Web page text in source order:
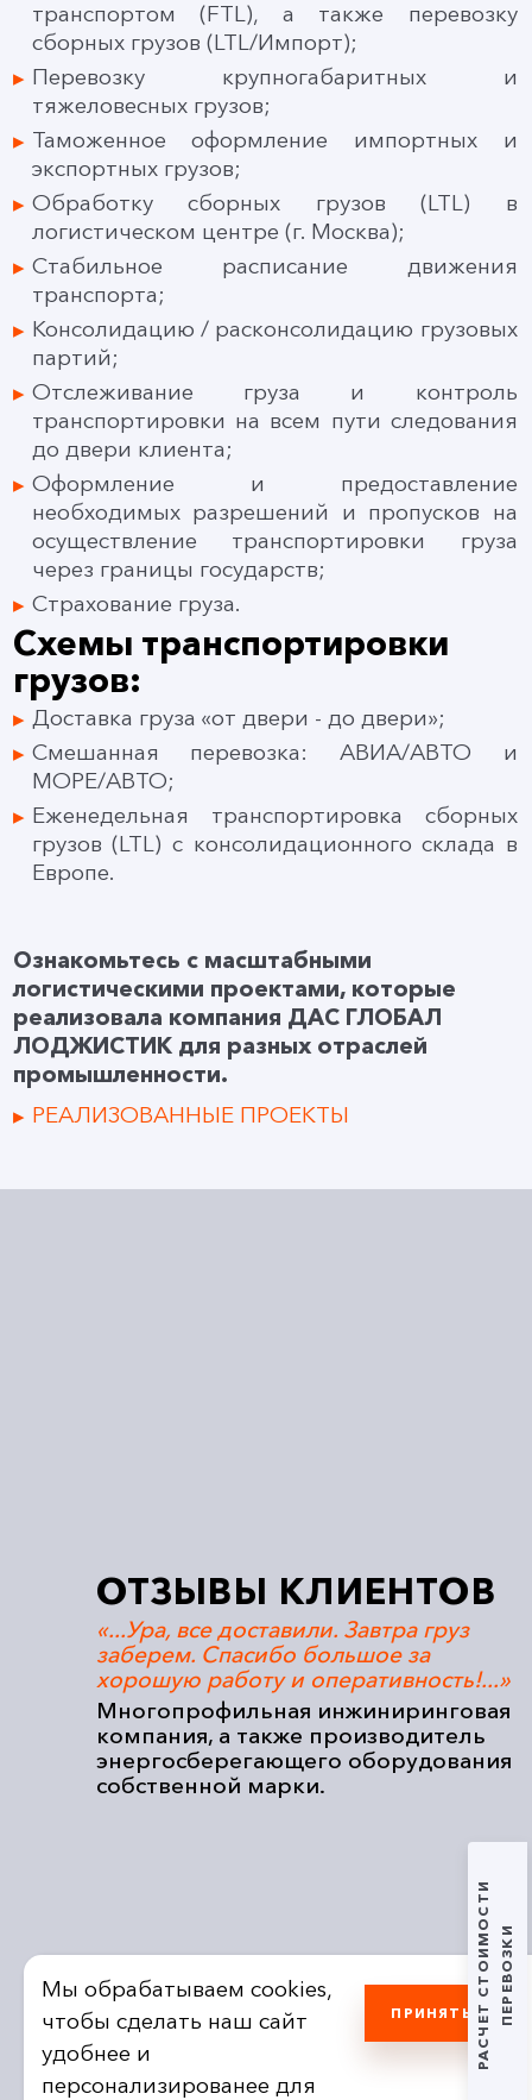
РАСЧЕТ СТОИМОСТИПЕРЕВОЗКИ
транспортом (FTL), а также перевозку
сборных грузов (LTL/Импорт);
Перевозку крупногабаритных и
тяжеловесных грузов;
Таможенное оформление импортных и
экспортных грузов;
Обработку сборных грузов (LTL) в
логистическом центре (г. Москва);
Стабильное расписание движения
транспорта;
Консолидацию / расконсолидацию грузовых
партий;
Отслеживание груза и контроль
транспортировки на всем пути следования
до двери клиента;
Оформление и предоставление
необходимых разрешений и пропусков на
осуществление транспортировки груза
через границы государств;
Страхование груза.
Схемы транспортировки
грузов:
Доставка груза «от двери - до двери»;
Смешанная перевозка: АВИА/АВТО и
МОРЕ/АВТО;
Еженедельная транспортировка сборных
грузов (LTL) c консолидационного склада в
Европе.
Ознакомьтесь с масштабными
логистическими проектами, которые
реализовала компания ДАС ГЛОБАЛ
ЛОДЖИСТИК для разных отраслей
промышленности.
РЕАЛИЗОВАННЫЕ ПРОЕКТЫ
ОТЗЫВЫ КЛИЕНТОВ
«...Ура, все доставили. Завтра груз
заберем. Спасибо большое за
хорошую работу и оперативность!...»
Многопрофильная инжиниринговая
компания, а также производитель
энергосберегающего оборудования
собственной марки.
Мы обрабатываем cookies,
чтобы сделать наш сайт
удобнее и
персонализированее для
ПРИНЯТЬ